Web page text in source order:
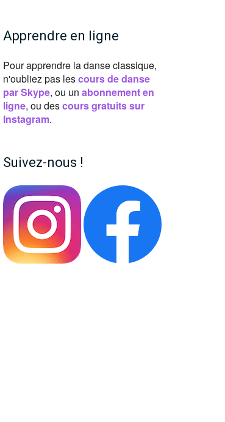
Apprendre en ligne
Pour apprendre la danse classique,
n'oubliez pas lescours de danse
par Skype, ou un abonnement en
ligne, ou descours gratuits sur
Instagram.
Suivez-nous !